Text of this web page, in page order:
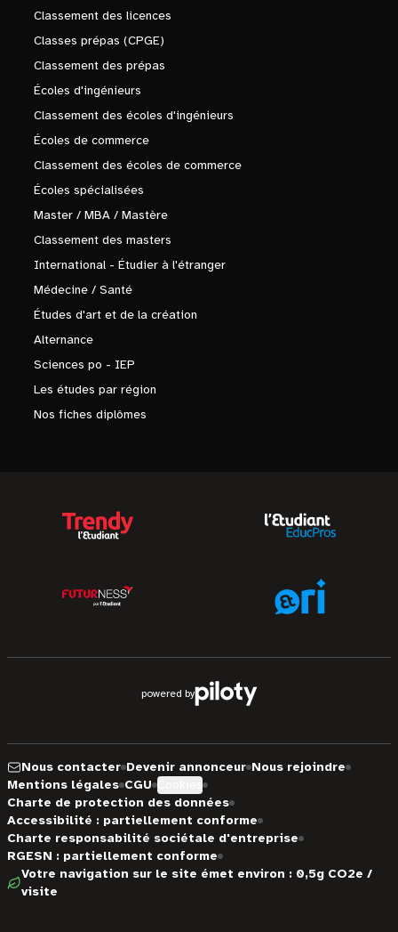
Classement des licences
Classes prépas (CPGE)
Classement des prépas
Écoles d'ingénieurs
Classement des écoles d'ingénieurs
Écoles de commerce
Classement des écoles de commerce
Écoles spécialisées
Master / MBA / Mastère
Classement des masters
International - Étudier à l'étranger
Médecine / Santé
Études d'art et de la création
Alternance
Sciences po - IEP
Les études par région
Nos fiches diplômes
powered by
Nous contacter Devenir annonceur Nous rejoindre
Mentions légales CGU
Charte de protection des données
Accessibilité : partiellement conforme
Charte responsabilité sociétale d'entreprise
RGESN : partiellement conforme
Votre navigation sur le site émet environ : 0,5g CO2e /
visite